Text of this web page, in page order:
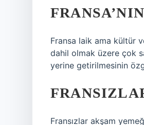
Fransa laik ama kültür
dahil olmak üzere çok
yerine getirilmesinin
Fransızlar akşam